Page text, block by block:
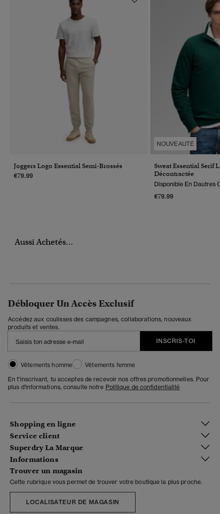
Joggers Logo Essential Semi-Brossés
€79.99
NOUVEAUTÉ
Sweat Essential Serif
Décontractée
Disponible En Dautres
€79.99
Aussi Achetés...
Débloquer Un Accès Exclusif
Accédez aux coulisses des campagnes, collaborations, nouveaux
produits et ventes.
INSCRIS-TOI
Vêtements homme
Vêtements femme
En t'inscrivant, tu acceptes de recevoir nos offres promotionnelles. Pour
plus d'informations, consulte notre Politique de confidentialité
Shopping en ligne
Service client
Superdry La Marque
Informations
Trouver un magasin
Cette rubrique vous permet de trouver votre boutique la plus proche.
LOCALISATEUR DE MAGASIN